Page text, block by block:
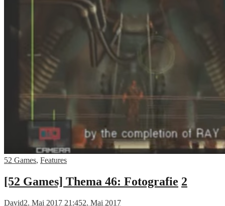
52 Games, Features
[52 Games] Thema 46: Fotografie 2
David2. Mai 2017 21:452. Mai 2017